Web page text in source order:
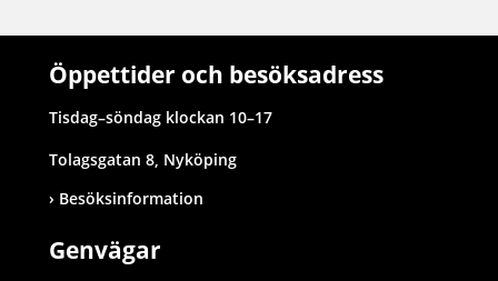
Öppettider och besöksadress
Tisdag–söndag klockan 10–17
Tolagsgatan 8, Nyköping
Besöksinformation
Genvägar